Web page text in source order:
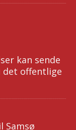
kan sende
det offentlige
Samsø